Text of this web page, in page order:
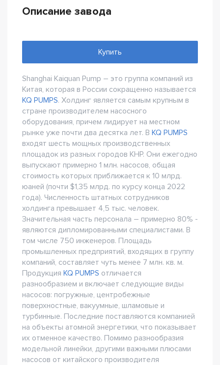
Описание завода
Купить
Shanghai Kaiquan Pump – это группа компаний из
Китая, которая в России сокращенно называется
KQ PUMPS. Холдинг является самым крупным в
стране производителем насосного
оборудования, причем лидирует на местном
рынке уже почти два десятка лет. В KQ PUMPS
входят шесть мощных производственных
площадок из разных городов КНР. Они ежегодно
выпускают примерно 1 млн. насосов, общая
стоимость которых приближается к 10 млрд.
юаней (почти $1,35 млрд. по курсу конца 2022
года). Численность штатных сотрудников
холдинга превышает 4,5 тыс. человек.
Значительная часть персонала – примерно 80% -
являются дипломированными специалистами. В
том числе 750 инженеров. Площадь
промышленных предприятий, входящих в группу
компаний, составляет чуть менее 7 млн. кв. м.
Продукция KQ PUMPS отличается
разнообразием и включает следующие виды
насосов: погружные, центробежные
поверхностные, вакуумные, шламовые и
турбинные. Последние поставляются компанией
на объекты атомной энергетики, что показывает
их отменное качество. Помимо разнообразия
модельной линейки, другими важными плюсами
насосов от китайского производителя